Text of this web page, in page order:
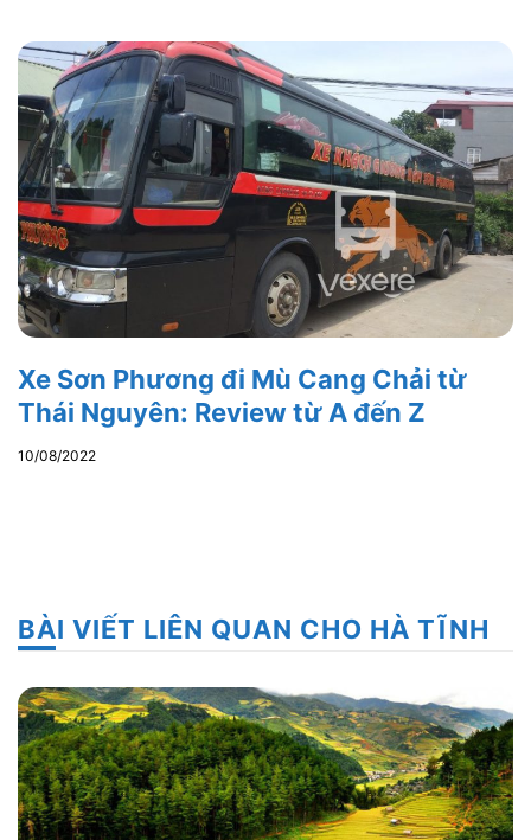
Xe Sơn Phương đi Mù Cang Chải từ
Thái Nguyên: Review từ A đến Z
10/08/2022
BÀI VIẾT LIÊN QUAN CHO HÀ TĨNH